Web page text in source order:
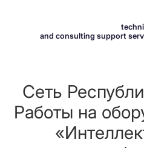
and consulting support
Сеть
Работы на